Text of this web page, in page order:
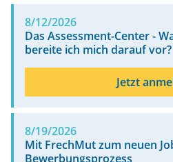
8/12/2026
Das Assessment-Center -
bereite ich mich darauf vor?
Jetzt
8/19/2026
Mit FrechMut zum neuen
Bewerbungsprozess